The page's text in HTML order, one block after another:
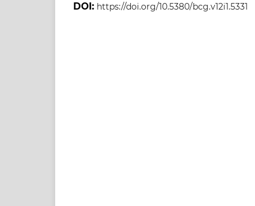
DOI: https://doi.org/10.5380/bcg.v12i1.5331